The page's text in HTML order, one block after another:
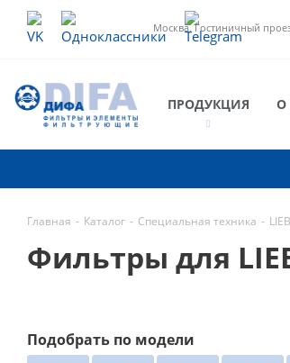
Москва, Гостиничный
ПРОДУКЦИЯ О
Главная - Каталог - Специальная техника -
Фильтры для
Подобрать по модели